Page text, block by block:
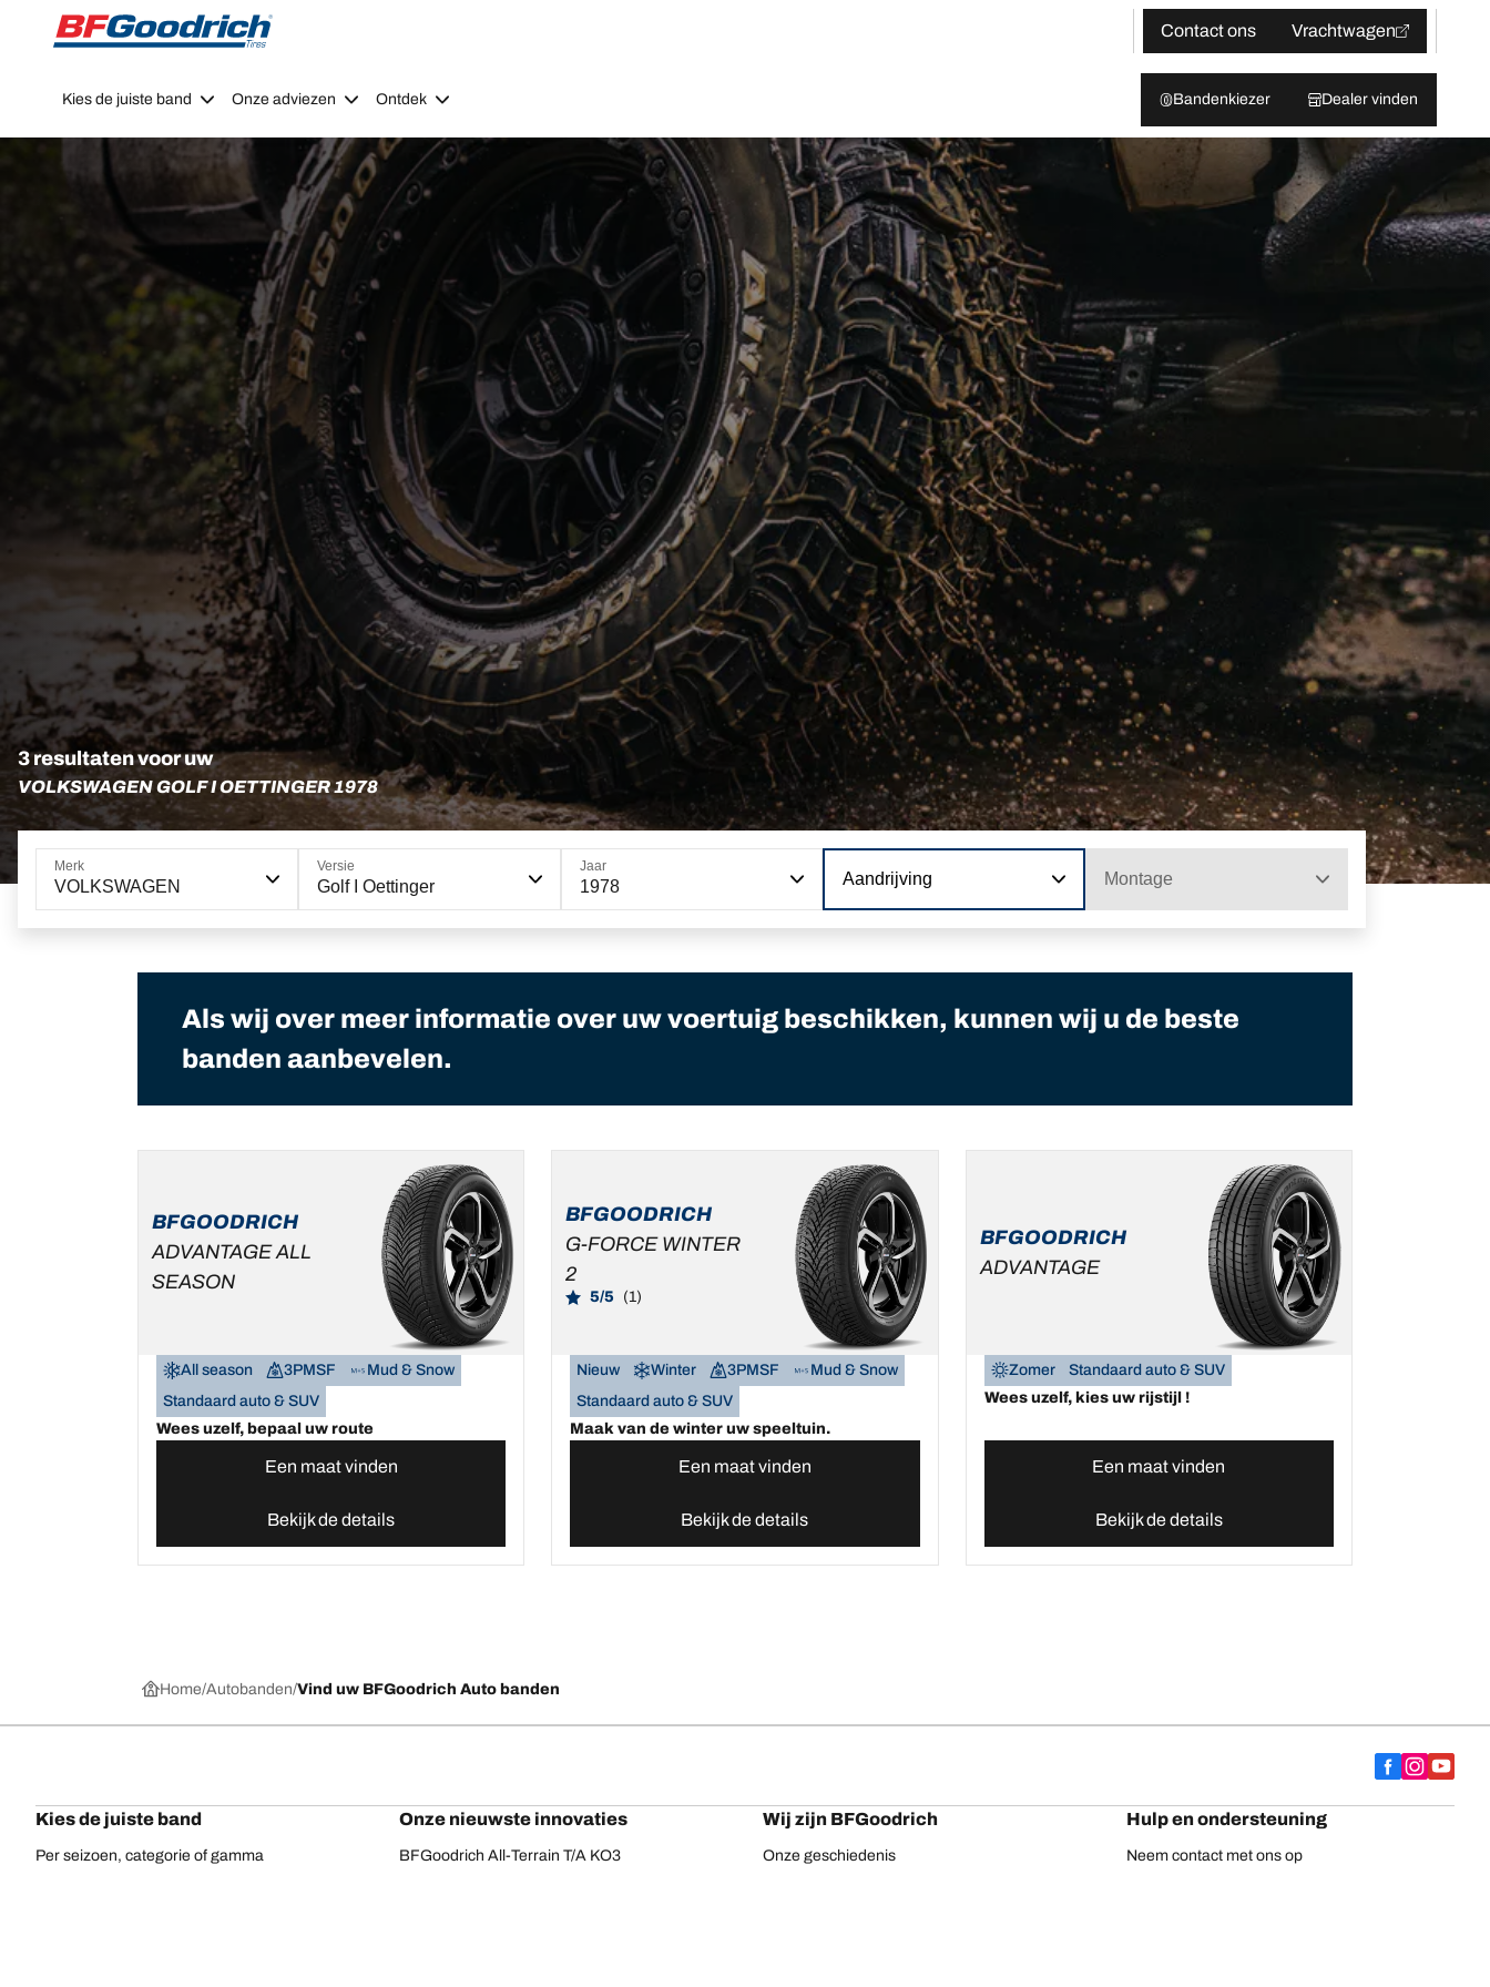
Go to page content
Go to page navigation
Contact ons
Vrachtwagen
Kies de juiste band Onze adviezen Ontdek Bandenkiezer Dealer vinden
3 resultaten voor uw
VOLKSWAGEN GOLF I OETTINGER 1978
Merk
VOLKSWAGEN
Versie
Golf I Oettinger
Jaar
1978 Aandrijving Montage
Als wij over meer informatie over uw voertuig beschikken, kunnen wij u de beste
banden aanbevelen.
BFGOODRICH
ADVANTAGE ALL
SEASON
All season 3PMSF
Mud & Snow
Standaard auto & SUV
Wees uzelf, bepaal uw route
Een maat vinden
Bekijk de details
BFGOODRICH
G-FORCE WINTER
2
5/5 (1)
Nieuw Winter 3PMSF
Mud & Snow
Standaard auto & SUV
Maak van de winter uw speeltuin.
Een maat vinden
Bekijk de details
BFGOODRICH
ADVANTAGE
Zomer
Standaard auto & SUV
Wees uzelf, kies uw rijstijl !
Een maat vinden
Bekijk de details
Home Autobanden Vind uw BFGoodrich Auto banden
Kies de juiste band
Per seizoen, categorie of gamma
Onze nieuwste innovaties
BFGoodrich All-Terrain T/A KO3
Wij zijn BFGoodrich
Onze geschiedenis
Hulp en ondersteuning
Neem contact met ons op